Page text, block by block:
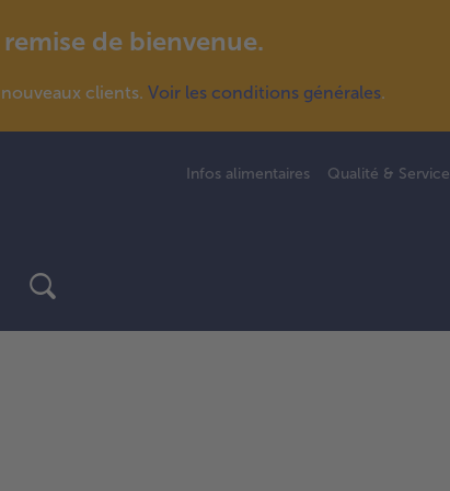
de bienvenue.
clients. Voir les conditions générales.
Infos alimentaires Qualité & Service